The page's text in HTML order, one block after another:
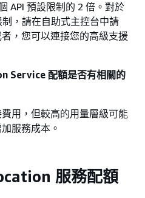
API 預設限制的 2 倍。對於
，請在自助式主控台中請
，您可以連接您的高級支援
Service 配額是否有相關的
用，但較高的用量層級可能
服務成本。
服務配額